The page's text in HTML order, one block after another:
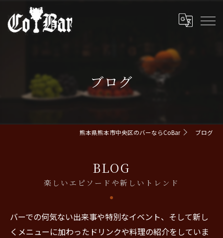
ブログ
熊本県熊本市中央区のバーならCoBar ブログ
BLOG
楽しいエピソードや新しいトレンド
バーでの何気ない出来事や特別なイベント、そして新し
くメニューに加わったドリンクや料理の紹介をしていま